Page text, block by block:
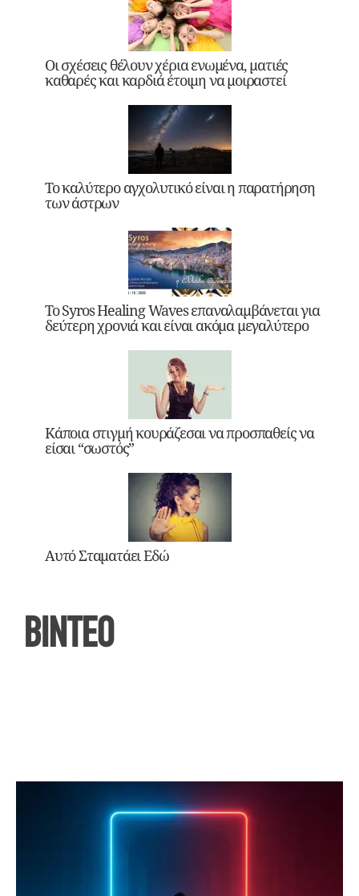
Οι σχέσεις θέλουν χέρια ενωμένα, ματιές
καθαρές και καρδιά έτοιμη να μοιραστεί
Το καλύτερο αγχολυτικό είναι η παρατήρηση
των άστρων
Το Syros Healing Waves επαναλαμβάνεται για
δεύτερη χρονιά και είναι ακόμα μεγαλύτερο
Κάποια στιγμή κουράζεσαι να προσπαθείς να
είσαι “σωστός”
Αυτό Σταματάει Εδώ
ΒΙΝΤΕΟ